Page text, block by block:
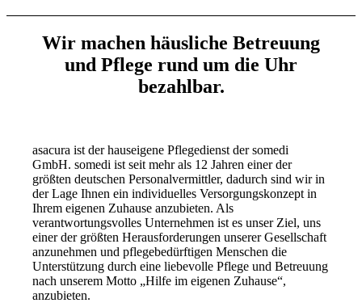
Wir machen häusliche Betreuung
und Pflege rund um die Uhr
bezahlbar.
asacura ist der hauseigene Pflegedienst der somedi
GmbH. somedi ist seit mehr als 12 Jahren einer der
größten deutschen Personalvermittler, dadurch sind wir in
der Lage Ihnen ein individuelles Versorgungskonzept in
Ihrem eigenen Zuhause anzubieten. Als
verantwortungsvolles Unternehmen ist es unser Ziel, uns
einer der größten Herausforderungen unserer Gesellschaft
anzunehmen und pflegebedürftigen Menschen die
Unterstützung durch eine liebevolle Pflege und Betreuung
nach unserem Motto „Hilfe im eigenen Zuhause“,
anzubieten.